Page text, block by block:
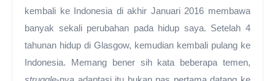
kembali ke Indonesia di akhir Januari 2016 membawa
banyak sekali perubahan pada hidup saya. Setelah 4
tahunan hidup di Glasgow, kemudian kembali pulang ke
Indonesia. Memang bener sih kata beberapa temen,